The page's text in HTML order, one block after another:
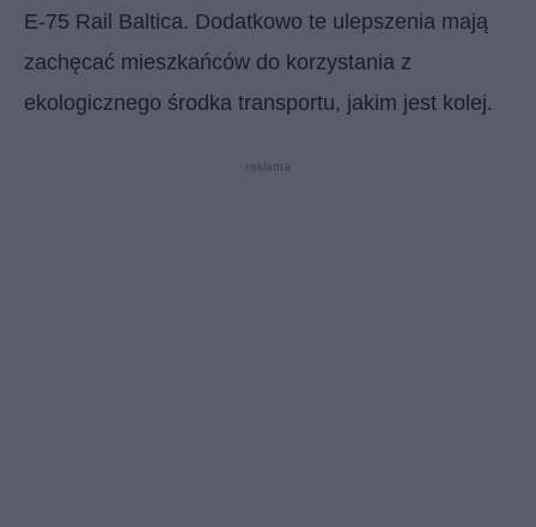
E-75 Rail Baltica. Dodatkowo te ulepszenia mają
zachęcać mieszkańców do korzystania z
ekologicznego środka transportu, jakim jest kolej.
reklama